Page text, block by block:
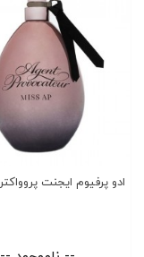
ادو پرفیوم ایجنت پروواکتر Miss AP